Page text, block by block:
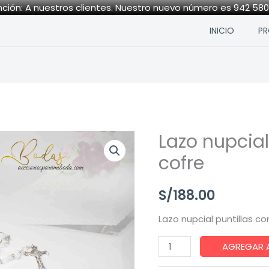
A nuestros clientes. Nuestro nuevo número es 942
INICIO
Lazo
cofre
S/188.00
Lazo nupcial puntillas
Lazo
nupcial
puntillas
con
cofre
quantity
AGREGAR